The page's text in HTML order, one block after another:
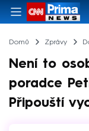
Domů Zprávy
Není to
poradce
Připouští